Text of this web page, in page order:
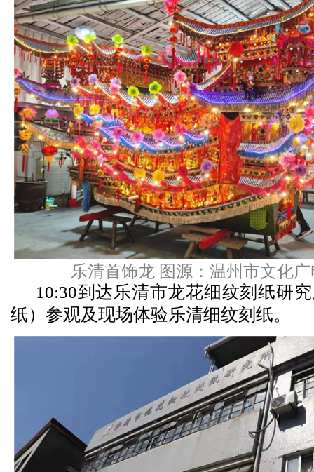
乐清首饰龙 图源：温州市文化
10:30到达乐清市龙花细纹刻纸研
纸）参观及现场体验乐清细纹刻纸。